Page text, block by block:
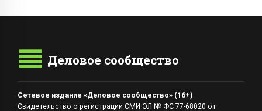
Деловое сообщество
Сетевое издание «Деловое сообщество» (16+)
Свидетельство о регистрации СМИ ЭЛ № ФС 77-68020 от